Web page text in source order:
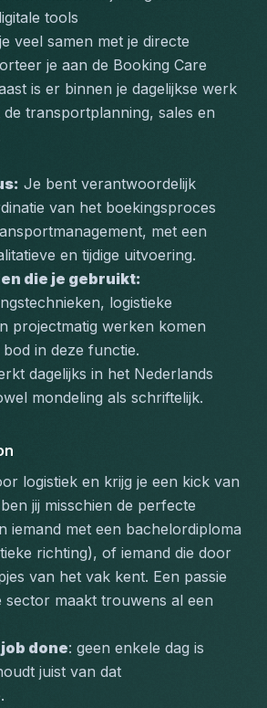
tools
veel samen met je directe
je aan de Booking Care
is er binnen je dagelijkse werk
transportplanning, sales en
Je bent verantwoordelijk
van het boekingsproces
met een
en tijdige uitvoering.
die je gebruikt:
logistieke
projectmatig werken komen
in deze functie.
dagelijks in het Nederlands
mondeling als schriftelijk.
logistiek en krijg je een kick van
jij misschien de perfecte
iemand met een bachelordiploma
richting), of iemand die door
van het vak kent. Een passie
sector maakt trouwens al een
done: geen enkele dag is
juist van dat